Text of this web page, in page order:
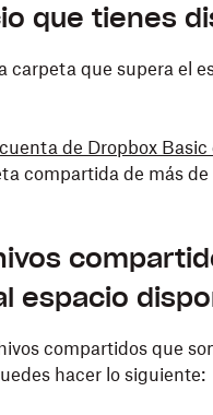
que tienes
carpeta que supera el
cuenta de Dropbox Basic
compartida de más de
espacio
compartidos que
hacer lo siguiente: